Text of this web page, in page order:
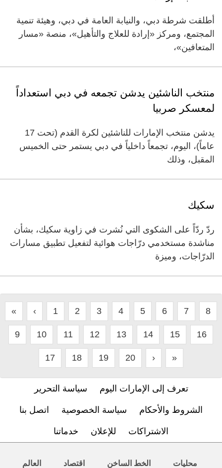
أطلقت شرطة دبي، والنيابة العامة في دبي، وهيئة تنمية
المجتمع، ومركز «إرادة للعلاج والتأهيل»، منصة «مسار
المتعافين»،
منتخب الناشئين يدشن تجمعه في دبي استعداداً
لمعسكر صربيا
يدشن منتخب الإمارات للناشئين لكرة القدم (تحت 17
عاماً)، اليوم، تجمعاً داخلياً في دبي يستمر حتى الخميس
المقبل، وذلك
سكيك
ردّ ردّاً على الشكوى التي نُشرت في زاوية سكيك، بشأن
مناشدة مستخدمي درّاجات هوائية لتفعيل تطبيق مسارات
الدرّاجات، وميزة
« ‹ 1 2 3 4 5 6 7 8
9 10 11 12 13 14 15 16
17 18 19 20 › »
تعرف إلى الإمارات اليوم سياسة التحرير
الشروط والأحكام سياسة الخصوصية اتصل بنا
الاشتراكات للإعلان خدماتنا
محليات الخط الساخن اقتصاد العالم